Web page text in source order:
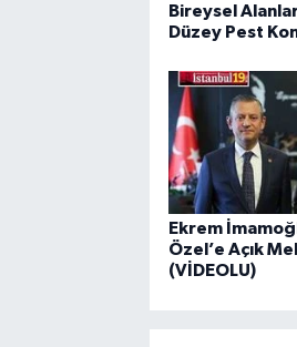
Bireysel
Düzey Pest
Ekrem
Özel’e Açık
(VİDEOLU)